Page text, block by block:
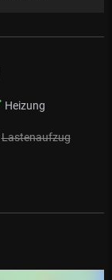
Heizung
Lastenaufzug